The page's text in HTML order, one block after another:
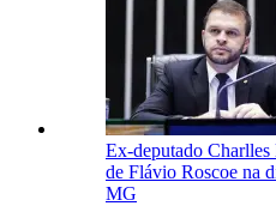
Ex-deputado Charlles
de Flávio Roscoe na
MG